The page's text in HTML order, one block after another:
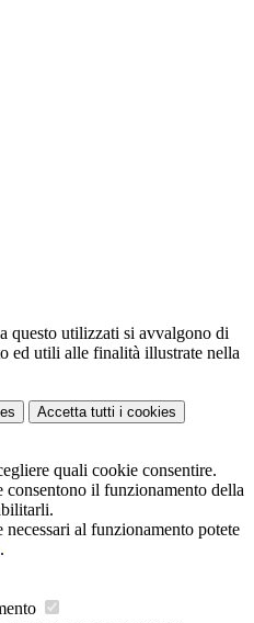
questo utilizzati si avvalgono di
ed utili alle finalità illustrate nella
Accetta tutti i cookies
quali cookie consentire.
consentono il funzionamento della
al funzionamento potete
.